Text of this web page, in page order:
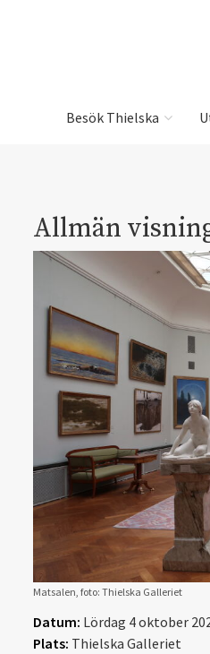
Besök Thielska
Allmän
Matsalen, foto: Thielska Galleriet
Datum: Lördag 4 oktober
Plats: Thielska Galleriet